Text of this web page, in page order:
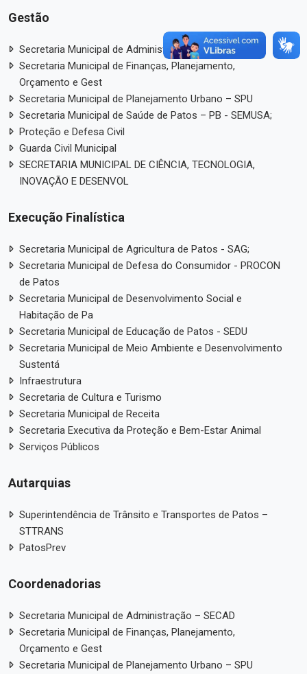
Gestão
Secretaria Municipal de Administração – SECAD
Secretaria Municipal de Finanças, Planejamento,
Orçamento e Gest
Secretaria Municipal de Planejamento Urbano – SPU
Secretaria Municipal de Saúde de Patos – PB - SEMUSA;
Proteção e Defesa Civil
Guarda Civil Municipal
SECRETARIA MUNICIPAL DE CIÊNCIA, TECNOLOGIA,
INOVAÇÃO E DESENVOL
Execução Finalística
Secretaria Municipal de Agricultura de Patos - SAG;
Secretaria Municipal de Defesa do Consumidor - PROCON
de Patos
Secretaria Municipal de Desenvolvimento Social e
Habitação de Pa
Secretaria Municipal de Educação de Patos - SEDU
Secretaria Municipal de Meio Ambiente e Desenvolvimento
Sustentá
Infraestrutura
Secretaria de Cultura e Turismo
Secretaria Municipal de Receita
Secretaria Executiva da Proteção e Bem-Estar Animal
Serviços Públicos
Autarquias
Superintendência de Trânsito e Transportes de Patos –
STTRANS
PatosPrev
Coordenadorias
Secretaria Municipal de Administração – SECAD
Secretaria Municipal de Finanças, Planejamento,
Orçamento e Gest
Secretaria Municipal de Planejamento Urbano – SPU